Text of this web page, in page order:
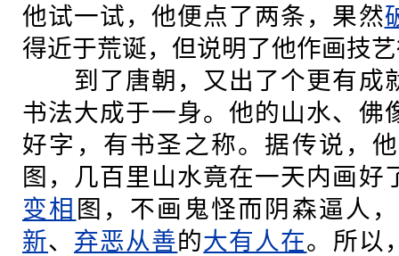
他试一试，他便点了两条，果然
得近于荒诞，但说明了他作画技
到了唐朝，又出了个更有成
书法大成于一身。他的山水、佛
好字，有书圣之称。据传说，
图，几百里山水竟在一天内画好
变相 图，不画鬼怪而阴森逼人
新、 弃恶从善的大有人在。所以